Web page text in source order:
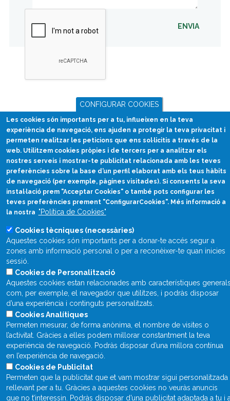
ENVIA
Divulgació científica
en català
divulcat@divulcat.cat
(+34) 934 120 030
Què és Divulcat?
Avís legal
Inicia sessió
CONFIGURAR COOKIES
Les cookies són importants per a tu, influeixen en la teva
experiència de navegació, ens ajuden a protegir la teva privacitat i
permeten realitzar les peticions que ens sol·licitis a través de la
web. Utilitzem cookies pròpies i de tercers per a analitzar els
nostres serveis i mostrar-te publicitat relacionada amb les teves
preferències sobre la base d’un perfil elaborat amb els teus hàbits
de navegació (per exemple, pàgines visitades). Si consents la seva
instal·lació prem "Acceptar Cookies" o també pots configurar les
teves preferències prement "ConfigurarCookies". Més informació a
la nostra "Política de Cookies"
Cookies tècniques (necessàries)
Aquestes cookies són importants per a donar-te accés segur a
zones amb informació personal o per a reconèixer-te quan inicies
sessió.
Cookies de Personalització
Aquestes cookies estan relacionades amb característiques
com, per exemple, el navegador que utilitzes, i podràs disposar
d’una experiència i continguts personalitzats.
Cookies Analítiques
Permeten mesurar, de forma anònima, el nombre de visites o
l’activitat. Gràcies a elles podem millorar constantment la teva
experiència de navegació. Podràs disposar d’una millora contínua
en l’experiència de navegació.
Cookies de Publicitat
Permeten que la publicitat que et vam mostrar sigui personalitzada
rellevant per a tu. Gràcies a aquestes cookies no veuràs anuncis
que no t’interessin. Podràs disposar d’una publicitat adaptada a tu i